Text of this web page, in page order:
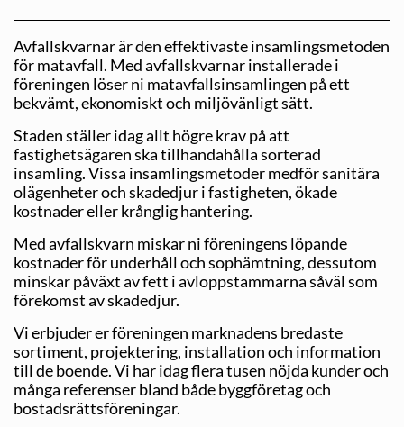
Avfallskvarnar är den effektivaste insamlingsmetoden
för matavfall. Med avfallskvarnar installerade i
föreningen löser ni matavfallsinsamlingen på ett
bekvämt, ekonomiskt och miljövänligt sätt.
Staden ställer idag allt högre krav på att
fastighetsägaren ska tillhandahålla sorterad
insamling. Vissa insamlingsmetoder medför sanitära
olägenheter och skadedjur i fastigheten, ökade
kostnader eller krånglig hantering.
Med avfallskvarn miskar ni föreningens löpande
kostnader för underhåll och sophämtning, dessutom
minskar påväxt av fett i avloppstammarna såväl som
förekomst av skadedjur.
Vi erbjuder er föreningen marknadens bredaste
sortiment, projektering, installation och information
till de boende. Vi har idag flera tusen nöjda kunder och
många referenser bland både byggföretag och
bostadsrättsföreningar.